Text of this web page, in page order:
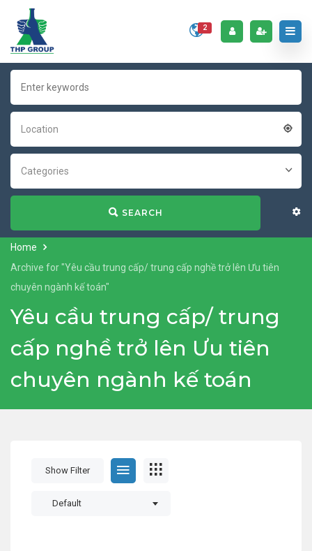
2
Location
Categories
SEARCH
Home
Archive for "Yêu cầu trung cấp/ trung cấp nghề trở lên Ưu tiên
chuyên ngành kế toán"
Yêu cầu trung cấp/ trung
cấp nghề trở lên Ưu tiên
chuyên ngành kế toán
Show Filter
Default